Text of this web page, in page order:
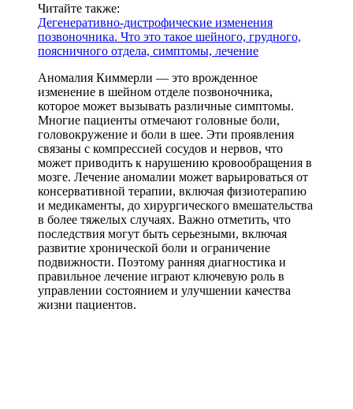
Читайте также:
Дегенеративно-дистрофические изменения
позвоночника. Что это такое шейного, грудного,
поясничного отдела, симптомы, лечение
Аномалия Киммерли — это врожденное
изменение в шейном отделе позвоночника,
которое может вызывать различные симптомы.
Многие пациенты отмечают головные боли,
головокружение и боли в шее. Эти проявления
связаны с компрессией сосудов и нервов, что
может приводить к нарушению кровообращения в
мозге. Лечение аномалии может варьироваться от
консервативной терапии, включая физиотерапию
и медикаменты, до хирургического вмешательства
в более тяжелых случаях. Важно отметить, что
последствия могут быть серьезными, включая
развитие хронической боли и ограничение
подвижности. Поэтому ранняя диагностика и
правильное лечение играют ключевую роль в
управлении состоянием и улучшении качества
жизни пациентов.